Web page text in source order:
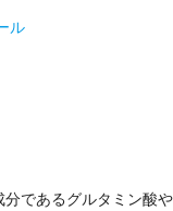
ル
であるグルタミン酸や